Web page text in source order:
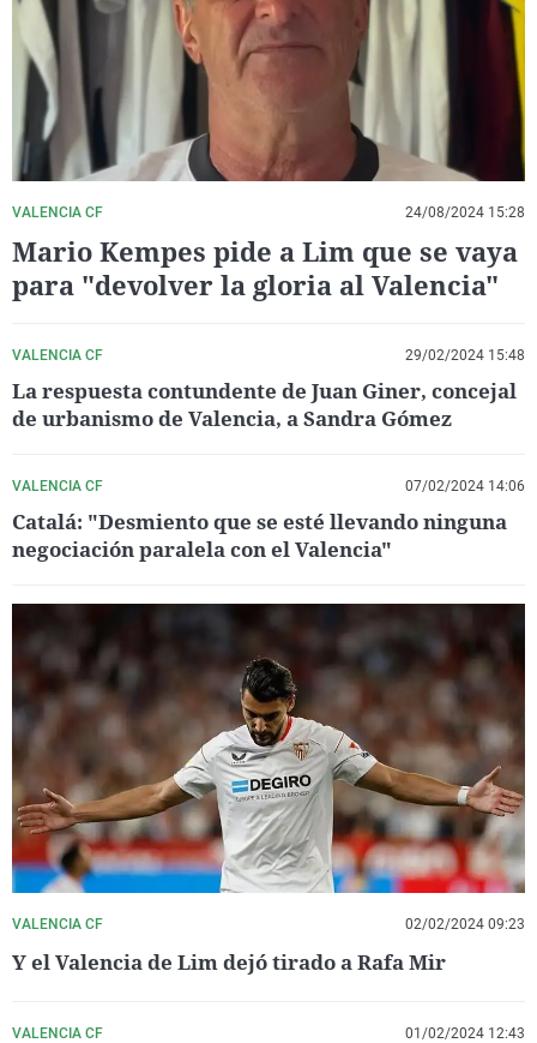
La rosa de los vientos
Gente viajera
Como el perro y el
Caso
Retornados
Equipo de
Operación Viuda
Extremadura
Galicia
La Rioja
Navarra
País Vasco
Virales
Televisión
Elecciones
VALENCIA CF 24/08/2024 15:28
Mario Kempes pide a Lim que se vaya
para "devolver la gloria al Valencia"
VALENCIA CF 29/02/2024 15:48
La respuesta contundente de Juan Giner, concejal
de urbanismo de Valencia, a Sandra Gómez
VALENCIA CF 07/02/2024 14:06
Catalá: "Desmiento que se esté llevando ninguna
negociación paralela con el Valencia"
VALENCIA CF 02/02/2024 09:23
Y el Valencia de Lim dejó tirado a Rafa Mir
VALENCIA CF 01/02/2024 12:43